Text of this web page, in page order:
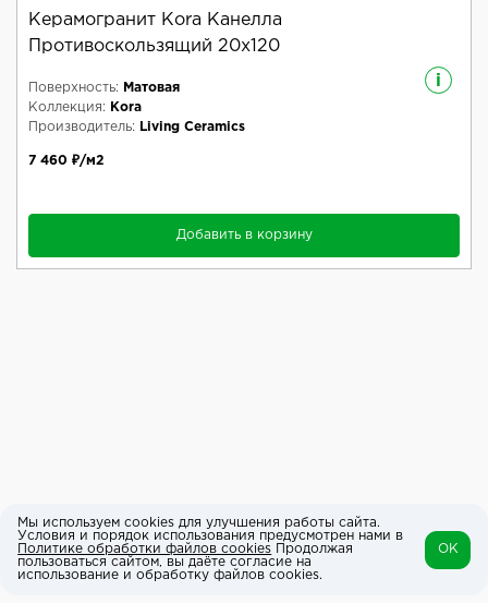
Керамогранит Kora Канелла
Противоскользящий 20x120
i
Поверхность:
Матовая
Коллекция:
Kora
Производитель:
Living Ceramics
7 460 ₽/м2
Добавить в корзину
Мы используем cookies для улучшения работы сайта.
Условия и порядок использования предусмотрен нами в
Политике обработки файлов cookies Продолжая
пользоваться сайтом, вы даёте согласие на
использование и обработку файлов cookies.
OK